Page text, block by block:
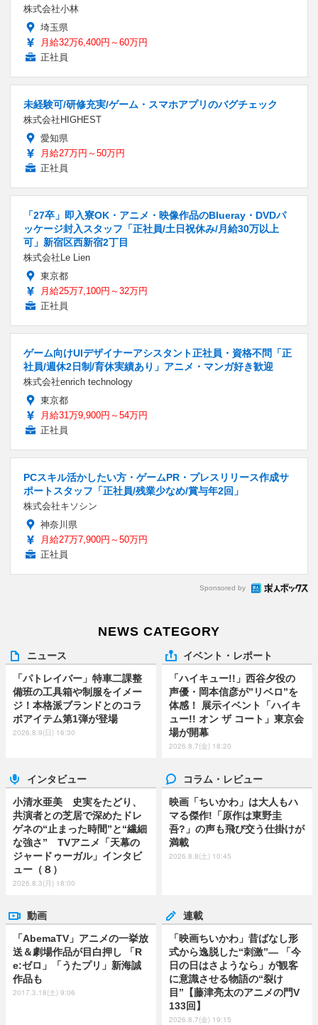
株式会社小林
埼玉県
月給32万6,400円～60万円
正社員
未経験可/研修充実/ゲーム・スマホアプリのバグチェック
株式会社HIGHEST
愛知県
月給27万円～50万円
正社員
「27卒」即入寮OK・アニメ・映像作品のBlueray・DVDパ
ッケージ封入スタッフ「正社員/土日祝休み/月給30万以上
可」新宿区西新宿2丁目
株式会社Le Lien
東京都
月給25万7,100円～32万円
正社員
ゲーム向けUIデザイナーアシスタント正社員・資格不問「正
社員/週休2日制/育休実績あり」アニメ・マンガ好き歓迎
株式会社enrich technology
東京都
月給31万9,900円～54万円
正社員
PCスキル活かしたい方・ゲームPR・プレスリリース作成サ
ポートスタッフ「正社員/残業少なめ/賞与年2回」
株式会社キソシン
神奈川県
月給27万7,900円～50万円
正社員
Sponsored by
NEWS CATEGORY
ニュース
「パトレイバー」特車二課整
備班の工具箱や制服をイメー
ジ！本格派ブランドとのコラ
ボアイテム第1弾が登場
2026.8.9(日) 16:30
イベント・レポート
「ハイキュー!!」西谷夕役の
声優・岡本信彦が”リベロ”を
体感！ 展示イベント「ハイキ
ュー!! オン ザ コート」東京会
場が開幕
2026.8.7(金) 18:20
インタビュー
小清水亜美 史実をたどり、
共演者との芝居で深めたドレ
ゲネの“止まった時間”と“繊細
な強さ” TVアニメ「天幕の
ジャードゥーガル」インタビ
ュー（８）
2026.8.3(月) 18:00
コラム・レビュー
映画「ちいかわ」は大人もハ
マる傑作!「原作は東野圭
吾?」の声も飛び交う仕掛けが
満載
2026.8.8(土) 10:45
動画
「AbemaTV」アニメの一挙放
送＆劇場作品が目白押し 「R
e:ゼロ」「うたプリ」新海誠
作品も
2017.3.18(土) 9:06
連載
「映画ちいかわ」昔ばなし形
式から逸脱した“刺激”― 「今
日の日はさようなら」が観客
に意識させる物語の“裂け
目”【藤津亮太のアニメの門V
133回】
2026.8.7(金) 19:15